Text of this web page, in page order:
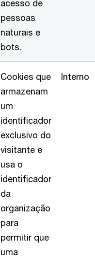
acesso de
pessoas
naturais e
bots.
Cookies que
armazenam
um
identificador
exclusivo do
visitante e
usa o
identificador
da
organização
para
permitir que
uma
Interno